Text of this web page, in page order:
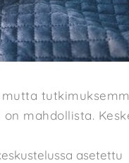
mahdollista.
asetettu